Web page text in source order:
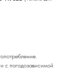
с погодозависимой